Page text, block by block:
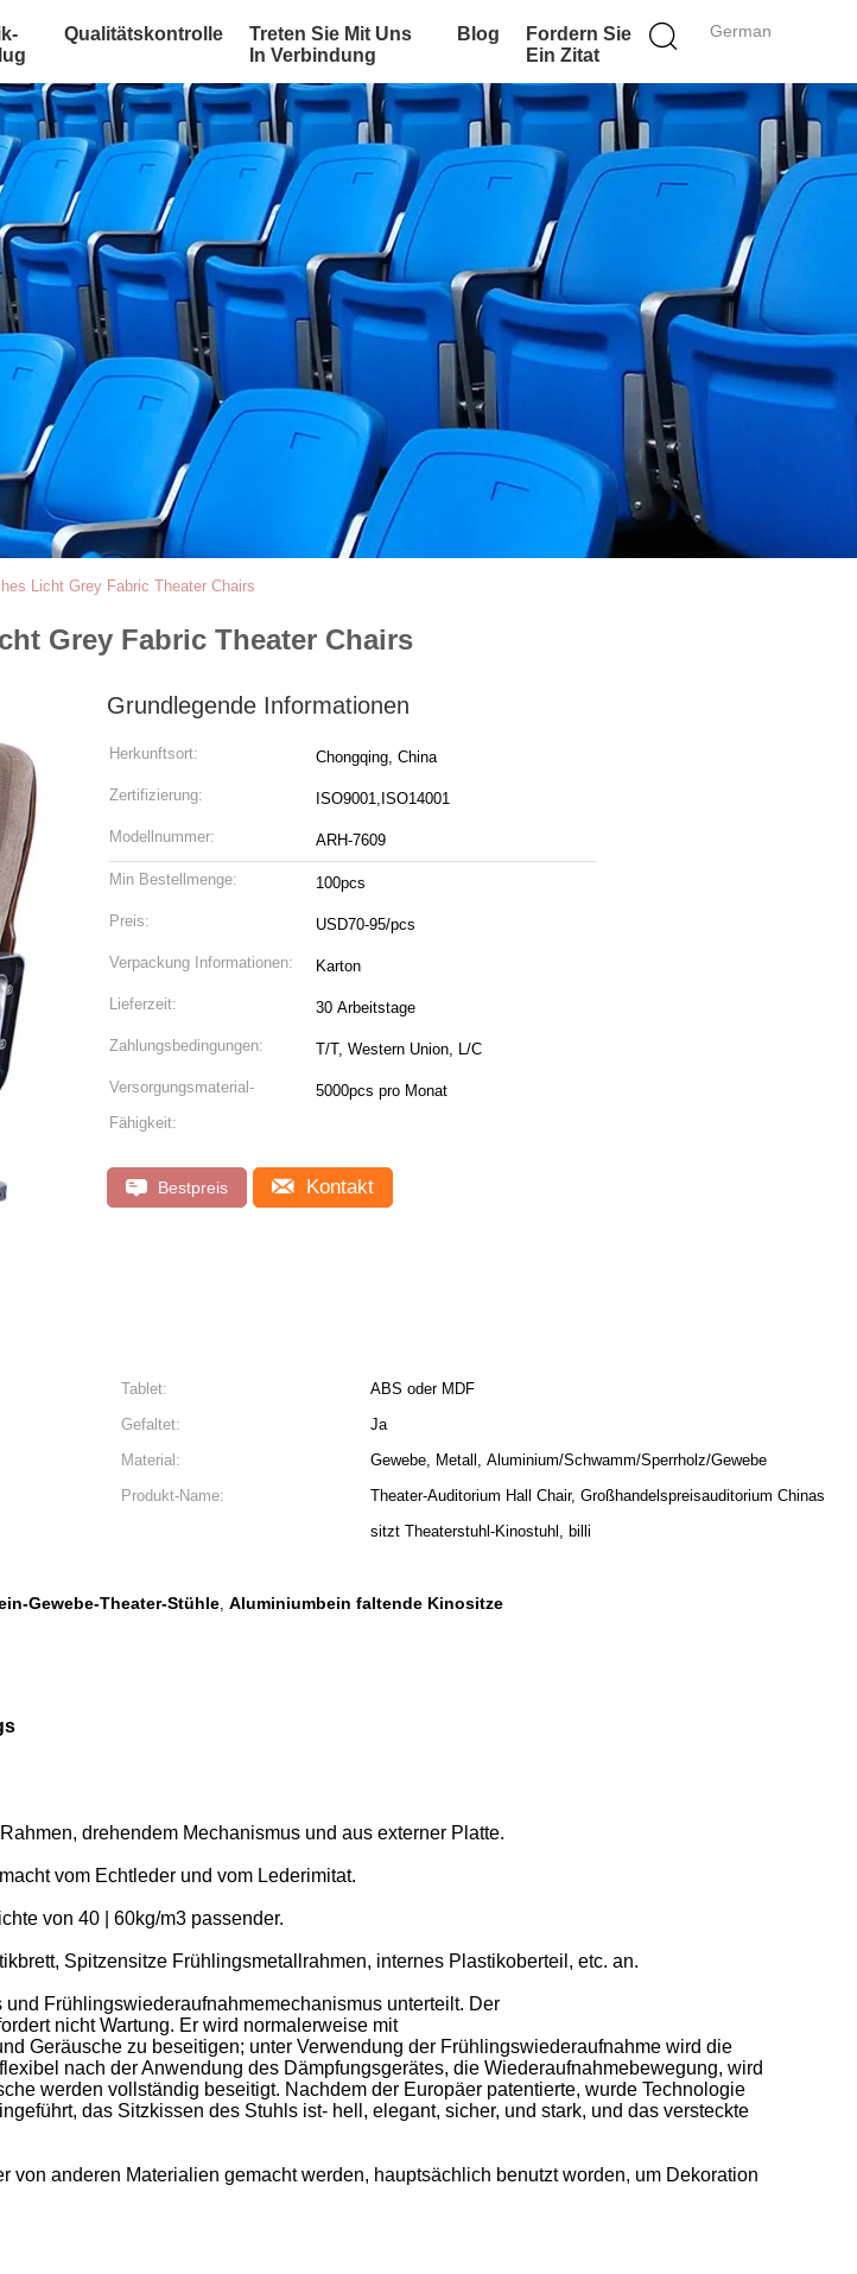
German
Qualitätskontrolle
Treten Sie Mit Uns
In Verbindung
Blog
Fordern Sie
Ein Zitat
Licht Grey Fabric Theater Chairs
Grey Fabric Theater Chairs
Grundlegende Informationen
Herkunftsort: Chongqing, China
Zertifizierung: ISO9001,ISO14001
Modellnummer: ARH-7609
Min Bestellmenge: 100pcs
Preis: USD70-95/pcs
Verpackung Informationen: Karton
Lieferzeit: 30 Arbeitstage
Zahlungsbedingungen: T/T, Western Union, L/C
Versorgungsmaterial-
Fähigkeit:
5000pcs pro Monat
Bestpreis Kontakt
Tablet:
ABS oder MDF
Gefaltet:
Ja
Material:
Gewebe, Metall, Aluminium/Schwamm/Sperrholz/Gewebe
Produkt-Name:
Theater-Auditorium Hall Chair, Großhandelspreisauditorium Chinas
sitzt Theaterstuhl-Kinostuhl, billi
Gewebe-Theater-Stühle, Aluminiumbein faltende Kinositze
drehendem Mechanismus und aus externer Platte.
vom Echtleder und vom Lederimitat.
von 40 | 60kg/m3 passender.
Spitzensitze Frühlingsmetallrahmen, internes Plastikoberteil, etc. an.
Frühlingswiederaufnahmemechanismus unterteilt. Der
nicht Wartung. Er wird normalerweise mit
Geräusche zu beseitigen; unter Verwendung der Frühlingswiederaufnahme wird die
nach der Anwendung des Dämpfungsgerätes, die Wiederaufnahmebewegung, wird
werden vollständig beseitigt. Nachdem der Europäer patentierte, wurde Technologie
das Sitzkissen des Stuhls ist- hell, elegant, sicher, und stark, und das versteckte
anderen Materialien gemacht werden, hauptsächlich benutzt worden, um Dekoration